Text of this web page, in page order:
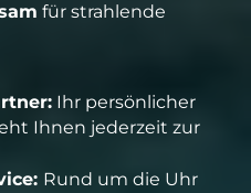
für strahlende
Ihr persönlicher
Ihnen jederzeit zur
Rund um die Uhr